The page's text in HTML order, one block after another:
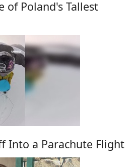
of Poland's Tallest
Into a Parachute Flight